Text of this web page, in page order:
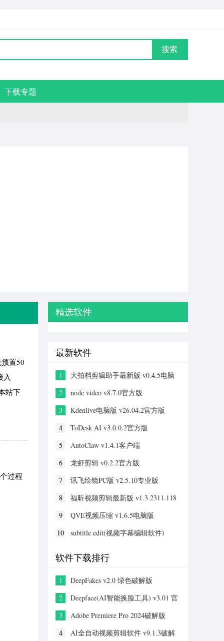
搜索
下载专题
置50
入
站下
过程
精选软件
最新软件
1
大拍档剪辑助手最新版 v0.4.5电脑
2
node video v8.7.0官方版
3
Kdenlive电脑版 v26.04.2官方版
4
ToDesk AI v3.0.0.2官方版
5
AutoClaw v1.4.1客户端
6
龙虾剪辑 v0.2.2官方版
7
讯飞绘镜PC版 v2.5.10专业版
8
福昕视频剪辑最新版 v1.3.2311.118
9
QVE视频压缩 v1.6.5电脑版
10
subtitle edit(视频字幕编辑软件)
软件下载排行
1
DeepFakes v2.0 绿色破解版
2
Deepface(AI智能换脸工具) v3.01 官
3
Adobe Premiere Pro 2024破解版
4
AI全自动视频剪辑软件 v9.1.3破解